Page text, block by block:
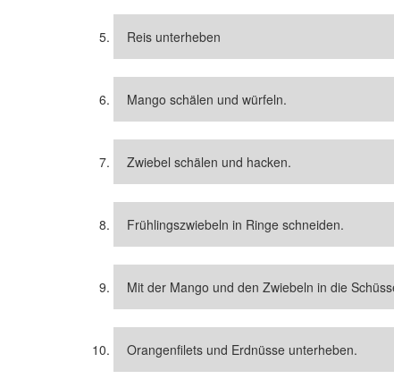
Reis unterheben
Mango schälen und würfeln.
Zwiebel schälen und hacken.
Frühlingszwiebeln in Ringe schneiden.
Mit der Mango und den Zwiebeln in die
Orangenfilets und Erdnüsse unterheben.